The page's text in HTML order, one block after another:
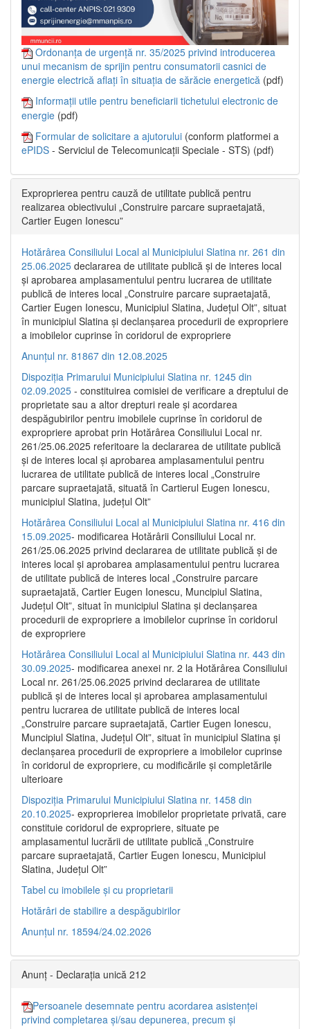
Ordonanța de urgență nr. 35/2025 privind introducerea
unui mecanism de sprijin pentru consumatorii casnici de
energie electrică aflați în situația de sărăcie energetică (pdf)
Informații utile pentru beneficiarii tichetului electronic de
energie (pdf)
Formular de solicitare a ajutorului (conform platformei a
ePIDS - Serviciul de Telecomunicații Speciale - STS) (pdf)
Exproprierea pentru cauză de utilitate publică pentru
realizarea obiectivului „Construire parcare supraetajată,
Cartier Eugen Ionescu”
Hotărârea Consiliului Local al Municipiului Slatina nr. 261 din
25.06.2025 declararea de utilitate publică și de interes local
și aprobarea amplasamentului pentru lucrarea de utilitate
publică de interes local „Construire parcare supraetajată,
Cartier Eugen Ionescu, Municipiul Slatina, Județul Olt”, situat
în municipiul Slatina și declanșarea procedurii de expropriere
a imobilelor cuprinse în coridorul de expropriere
Anunțul nr. 81867 din 12.08.2025
Dispoziția Primarului Municipiului Slatina nr. 1245 din
02.09.2025 - constituirea comisiei de verificare a dreptului de
proprietate sau a altor drepturi reale și acordarea
despăgubirilor pentru imobilele cuprinse în coridorul de
expropriere aprobat prin Hotărârea Consiliului Local nr.
261/25.06.2025 referitoare la declararea de utilitate publică
și de interes local și aprobarea amplasamentului pentru
lucrarea de utilitate publică de interes local „Construire
parcare supraetajată, situată în Cartierul Eugen Ionescu,
municipiul Slatina, județul Olt”
Hotărârea Consiliului Local al Municipiului Slatina nr. 416 din
15.09.2025- modificarea Hotărârii Consiliului Local nr.
261/25.06.2025 privind declararea de utilitate publică și de
interes local și aprobarea amplasamentului pentru lucrarea
de utilitate publică de interes local „Construire parcare
supraetajată, Cartier Eugen Ionescu, Muncipiul Slatina,
Județul Olt”, situat în municipiul Slatina și declanșarea
procedurii de expropriere a imobilelor cuprinse în coridorul
de expropriere
Hotărârea Consiliului Local al Municipiului Slatina nr. 443 din
30.09.2025- modificarea anexei nr. 2 la Hotărârea Consiliului
Local nr. 261/25.06.2025 privind declararea de utilitate
publică şi de interes local şi aprobarea amplasamentului
pentru lucrarea de utilitate publică de interes local
„Construire parcare supraetajată, Cartier Eugen Ionescu,
Muncipiul Slatina, Judeţul Olt”, situat în municipiul Slatina şi
declanşarea procedurii de expropriere a imobilelor cuprinse
în coridorul de expropriere, cu modificările şi completările
ulterioare
Dispoziția Primarului Municipiului Slatina nr. 1458 din
20.10.2025- exproprierea imobilelor proprietate privată, care
constituie coridorul de expropriere, situate pe
amplasamentul lucrării de utilitate publică „Construire
parcare supraetajată, Cartier Eugen Ionescu, Municipiul
Slatina, Județul Olt”
Tabel cu imobilele și cu proprietarii
Hotărâri de stabilire a despăgubirilor
Anunțul nr. 18594/24.02.2026
Anunț - Declarația unică 212
Persoanele desemnate pentru acordarea asistenței
privind completarea și/sau depunerea, precum și